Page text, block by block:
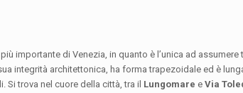
importante di Venezia, in quanto è l’unica ad
integrità architettonica, ha forma trapezoidale ed è
Si trova nel cuore della città, tra il Lungomare e Via